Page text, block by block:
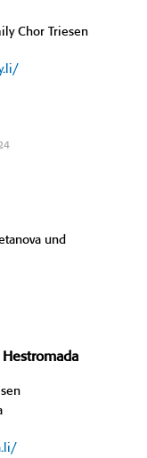
Chor Triesen
und